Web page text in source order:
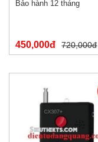
Bảo hành 12 tháng
450,000đ 720,000đ